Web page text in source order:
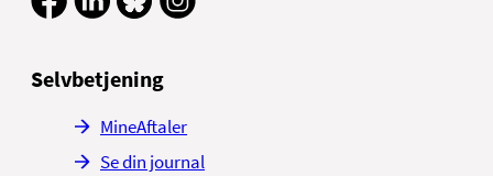
Selvbetjening
MineAftaler
Se din journal